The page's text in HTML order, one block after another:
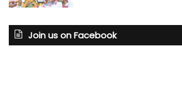
Join us on Facebook